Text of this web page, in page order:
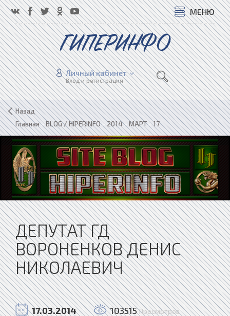
МЕНЮ
ГИПЕРИНФО
Личный кабинет
Вход и регистрация
Назад
Главная»BLOG / HIPERINFO»2014»МАРТ»17
ДЕПУТАТ ГД
ВОРОНЕНКОВ ДЕНИС
НИКОЛАЕВИЧ
17.03.2014 103515 Просмотров